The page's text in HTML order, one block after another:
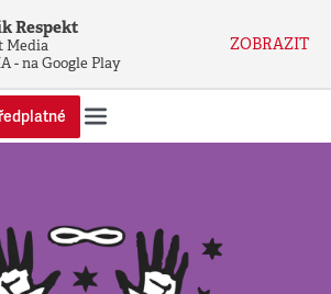
Respekt
Media
- na Google Play
ZOBRAZIT